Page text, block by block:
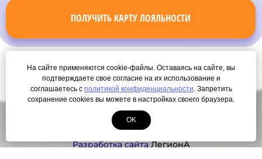
ПОЛУЧИТЬ КАРТУ ЛОЯЛЬНОСТИ
© Copyright 2000-2026. Все права защищены.
Разработка сайтаЛегионА
На сайте применяются cookie-файлы. Оставаясь на сайте, вы
подтверждаете свое согласие на их использование и
соглашаетесь с политикой конфиденциальности. Запретить
сохранение cookies вы можете в настройках своего браузера.
OK